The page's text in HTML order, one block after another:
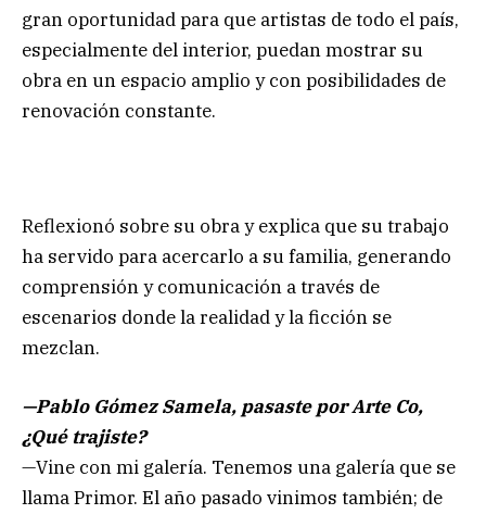
gran oportunidad para que artistas de todo el país,
especialmente del interior, puedan mostrar su
obra en un espacio amplio y con posibilidades de
renovación constante.
Reflexionó sobre su obra y explica que su trabajo
ha servido para acercarlo a su familia, generando
comprensión y comunicación a través de
escenarios donde la realidad y la ficción se
mezclan.
—Pablo Gómez Samela, pasaste por Arte Co,
¿Qué trajiste?
—Vine con mi galería. Tenemos una galería que se
llama Primor. El año pasado vinimos también; de